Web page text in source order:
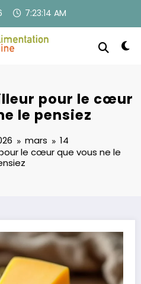
7:23:15 AM
pour le cœur
le pensiez
mars
14
le cœur que vous ne le